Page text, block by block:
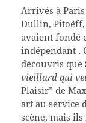
Arrivés à
Dullin, Pitoëff,
avaient fondé
indépendant .
découvris que
vieillard qui
Plaisir” de
art au service
scène, mais